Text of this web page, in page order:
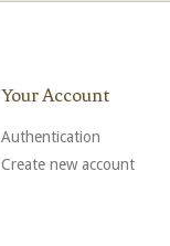
Your Account
Authentication
Create new account